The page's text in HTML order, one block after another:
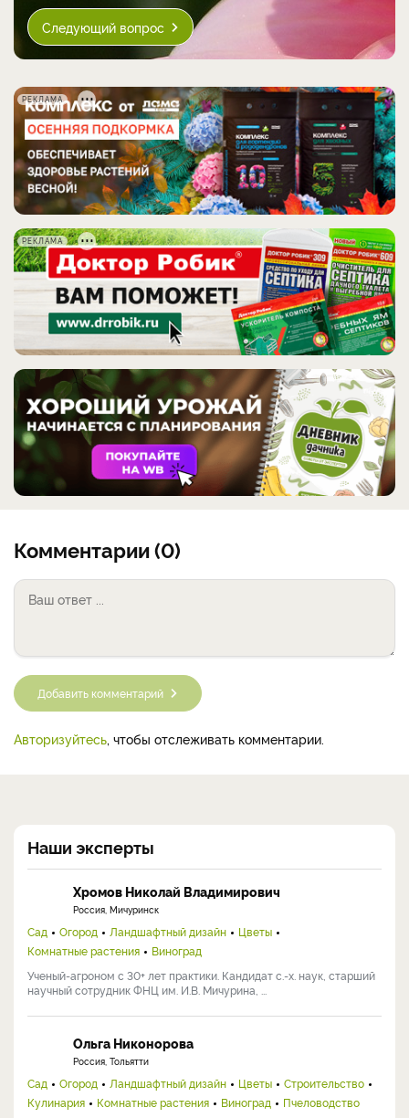
Следующий вопрос
РЕКЛАМА
РЕКЛАМА
Комментарии (0)
Добавить комментарий
Авторизуйтесь, чтобы отслеживать комментарии.
Наши эксперты
Хромов Николай Владимирович
Россия, Мичуринск
Сад Огород Ландшафтный дизайн
Цветы
Комнатные растения
Виноград
Ученый-агроном с 30+ лет практики. Кандидат с.-х. наук, старший
научный сотрудник ФНЦ им. И.В. Мичурина, ...
Ольга Никонорова
Россия, Тольятти
Сад Огород Ландшафтный дизайн Цветы
Строительство
Кулинария
Комнатные растения Виноград
Пчеловодство